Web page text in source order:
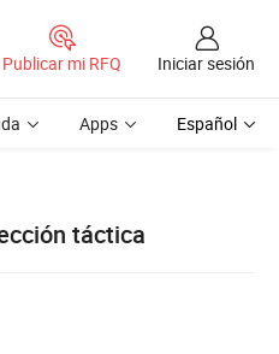
Publicar mi RFQ Iniciar sesión
Apps Español
táctica